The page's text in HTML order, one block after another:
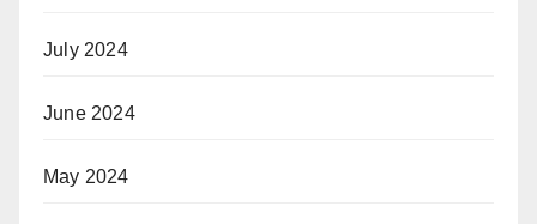
July 2024
June 2024
May 2024